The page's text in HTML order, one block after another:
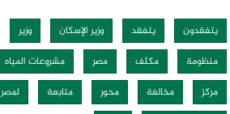
يتفقدون يتفقد وزير الإسكان وزير
منظومة
مكثف مصر مشروعات المياه
مركز
مخالفة محور متابعة لمصر